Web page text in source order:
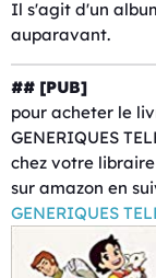
Il s'agit d'un
auparavant.
## [PUB]
pour acheter le
GENERIQUES
chez votre
sur amazon en
GENERIQUES